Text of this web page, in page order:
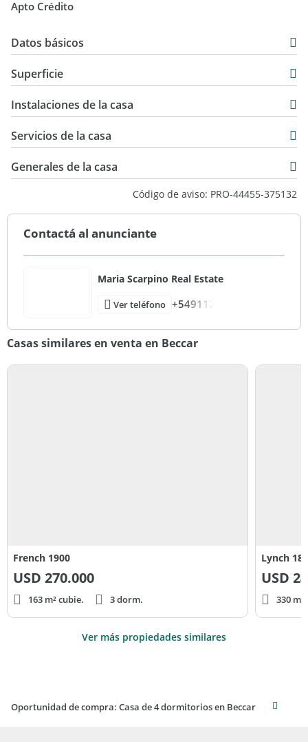
CMCPSI 7113 - CUCICBA 9421
Apto Crédito
Datos básicos
Venta
USD 235.000
Superficie
179 m2
60 m2
Instalaciones de la casa
Servicios de la casa
Generales de la casa
Código de aviso: PRO-44455-375132
Contactá al anunciante
Maria Scarpino Real Estate
Ver teléfono +549112
Casas similares en venta en Beccar
French 1900
USD 270.000
163 m² cubie. 3 dorm.
Lynch
USD
330
Ver más propiedades similares
Oportunidad de compra: Casa de 4 dormitorios en Beccar